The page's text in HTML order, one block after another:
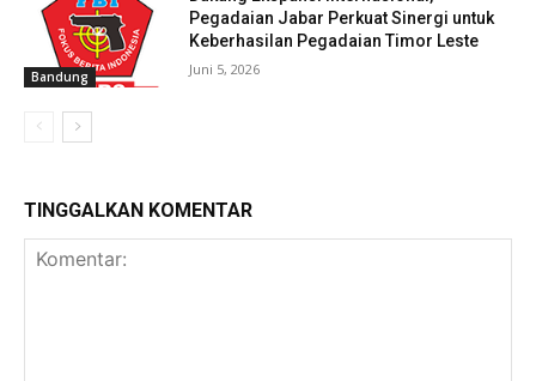
Bandung
Pegadaian Jabar Perkuat Sinergi untuk
Keberhasilan Pegadaian Timor Leste
Juni 5, 2026
TINGGALKAN KOMENTAR